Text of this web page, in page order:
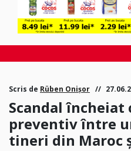
Scris de Rüben Onișor
Scandal încheiat
preventiv între
tineri din Maroc